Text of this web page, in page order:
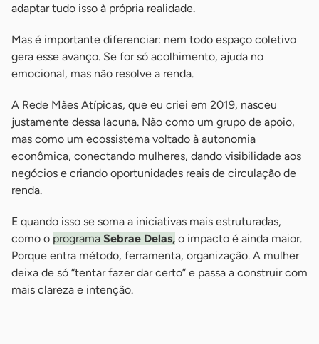
adaptar tudo isso à própria realidade.
Mas é importante diferenciar: nem todo espaço coletivo
gera esse avanço. Se for só acolhimento, ajuda no
emocional, mas não resolve a renda.
A Rede Mães Atípicas, que eu criei em 2019, nasceu
justamente dessa lacuna. Não como um grupo de apoio,
mas como um ecossistema voltado à autonomia
econômica, conectando mulheres, dando visibilidade aos
negócios e criando oportunidades reais de circulação de
renda.
E quando isso se soma a iniciativas mais estruturadas,
como o programa Sebrae Delas, o impacto é ainda maior.
Porque entra método, ferramenta, organização. A mulher
deixa de só “tentar fazer dar certo” e passa a construir com
mais clareza e intenção.